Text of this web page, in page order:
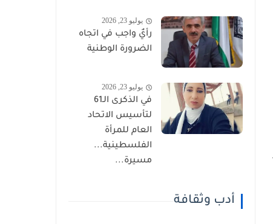
يوليو 23, 2026
رأيٌ واجب في اتجاه
الضرورة الوطنية
يوليو 23, 2026
في الذكرى الـ61
لتأسيس الاتحاد
العام للمرأة
الفلسطينية...
مسيرة...
أدب وثقافة